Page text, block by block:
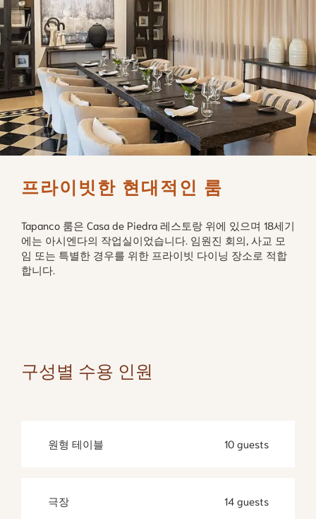
프라이빗한 현대적인 룸
Tapanco 룸은 Casa de Piedra 레스토랑 위에 있으며 18세기
에는 아시엔다의 작업실이었습니다. 임원진 회의, 사교 모
임 또는 특별한 경우를 위한 프라이빗 다이닝 장소로 적합
합니다.
구성별 수용 인원
원형 테이블 10 guests
극장 14 guests